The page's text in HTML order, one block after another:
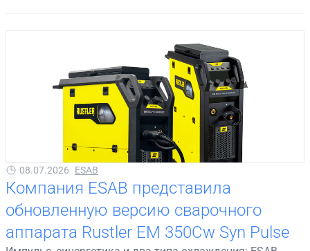
08.07.2026 ESAB
Компания ESAB представила
обновленную версию сварочного
аппарата Rustler EM 350Cw Syn Pulse